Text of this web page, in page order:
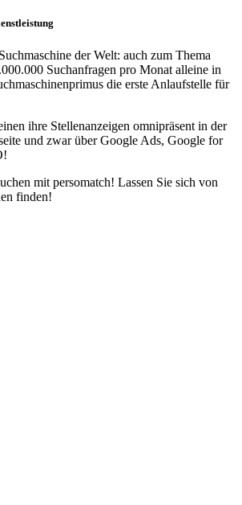
der Welt: auch zum Thema
Suchanfragen pro Monat alleine in
die erste Anlaufstelle für
ihre Stellenanzeigen omnipräsent in der
und zwar über Google Ads, Google for
mit persomatch! Lassen Sie sich von
finden!